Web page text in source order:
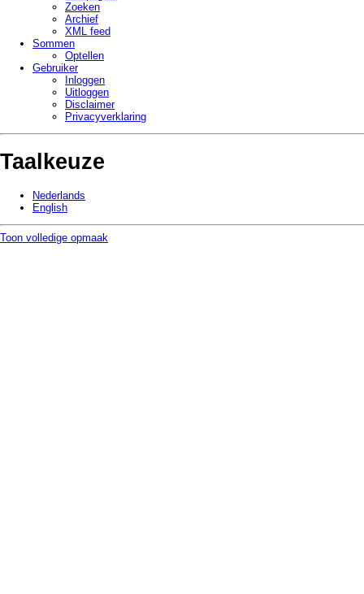
Zoeken
Archief
XML feed
Sommen
Optellen
Gebruiker
Inloggen
Uitloggen
Disclaimer
Privacy­verklaring
Taalkeuze
Nederlands
English
Toon volledige opmaak